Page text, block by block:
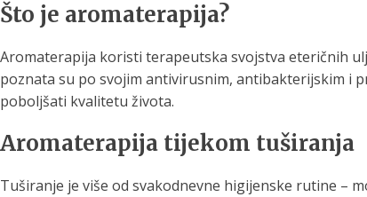
Što je aromaterapija?
Aromaterapija koristi terapeutska svojstva eteričnih
poznata su po svojim antivirusnim, antibakterijskim i
poboljšati kvalitetu života.
Aromaterapija tijekom tuširanja
Tuširanje je više od svakodnevne higijenske rutine –
filtriranje vode za
tuširanje
vode
Potpuno prijenosno rješenje
za sigurnu i čistu vodu za piće